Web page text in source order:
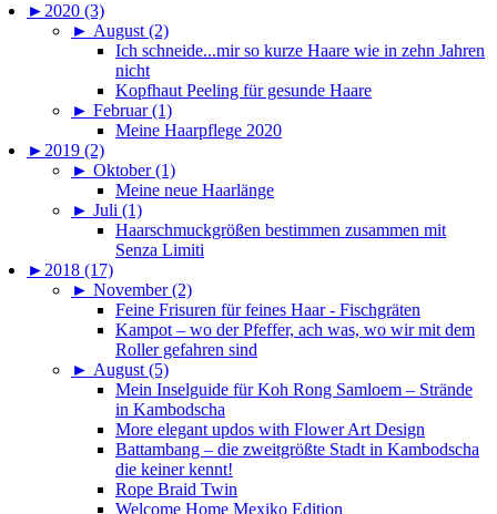
► 2020 (3)
► August (2)
Ich schneide...mir so kurze Haare wie in zehn Jahren
nicht
Kopfhaut Peeling für gesunde Haare
► Februar (1)
Meine Haarpflege 2020
► 2019 (2)
► Oktober (1)
Meine neue Haarlänge
► Juli (1)
Haarschmuckgrößen bestimmen zusammen mit
Senza Limiti
► 2018 (17)
► November (2)
Feine Frisuren für feines Haar - Fischgräten
Kampot – wo der Pfeffer, ach was, wo wir mit dem
Roller gefahren sind
► August (5)
Mein Inselguide für Koh Rong Samloem – Strände
in Kambodscha
More elegant updos with Flower Art Design
Battambang – die zweitgrößte Stadt in Kambodscha
die keiner kennt!
Rope Braid Twin
Welcome Home Mexiko Edition